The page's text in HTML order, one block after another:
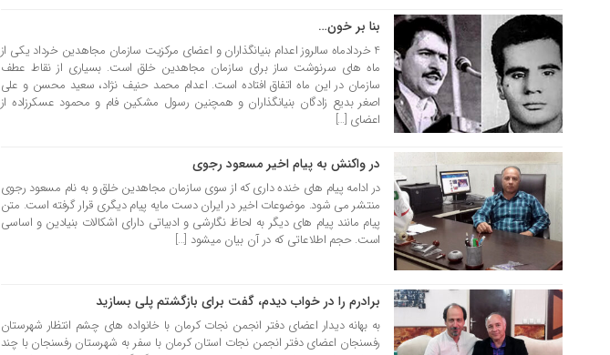
بنا بر خون…
4 خردادماه سالروز اعدام بنیانگذاران و اعضای مرکزیت سازمان مجاهدین خرداد یکی از
ماه های سرنوشت ساز برای سازمان مجاهدین خلق است. بسیاری از نقاط عطف
سازمان در این ماه اتفاق افتاده است. اعدام محمد حنیف نژاد، سعید محسن و علی
اصغر بدیع زادگان بنیانگذاران و همچنین رسول مشکین فام و محمود عسکرزاده از
اعضای […]
در واکنش به پیام اخیر مسعود رجوی
در ادامه پیام های خنده داری که از سوی سازمان مجاهدین خلق و به نام مسعود رجوی
منتشر می شود. موضوعات اخیر در ایران دست مایه پیام دیگری قرار گرفته است. متن
پیام مانند پیام های دیگر به لحاظ نگارشی و ادبیاتی دارای اشکالات بنیادین و اساسی
است. حجم اطلاعاتی که در آن بیان میشود […]
28 اسفند 1397 برادرم را در خواب دیدم، گفت برای بازگشتم پلی بسازید
به بهانه دیدار اعضای دفتر انجمن نجات کرمان با خانواده های چشم انتظار شهرستان
رفسنجان اعضای دفتر انجمن نجات استان کرمان با سفر به شهرستان رفسنجان با چند